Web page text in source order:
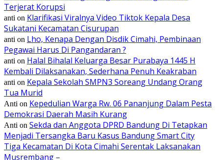
Terjerat Korupsi
anti on Klarifikasi Viralnya Video Tiktok Kepala Desa
Sukatani Kecamatan Cisurupan
anti on Lho, Kenapa Dengan Disdik Cimahi, Pembinaan
Pegawai Harus Di Pangandaran ?
anti on Halal Bihalal Keluarga Besar Purabaya 1445 H
Kembali Dilaksanakan, Sederhana Penuh Keakraban
anti on Kepala Sekolah SMPN3 Soreang Undang Orang
Tua Murid
Anti on Kepedulian Warga Rw. 06 Pananjung Dalam Pesta
Demokrasi Daerah Masih Kurang
Anti on Sekda dan Anggota DPRD Bandung Di Tetapkan
Menjadi Tersangka Baru Kasus Bandung Smart City
Tiga Kecamatan Di Kota Cimahi Serentak Laksanakan
Musrembang –